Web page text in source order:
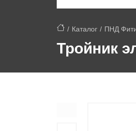
Каталог ПНД
Тройник